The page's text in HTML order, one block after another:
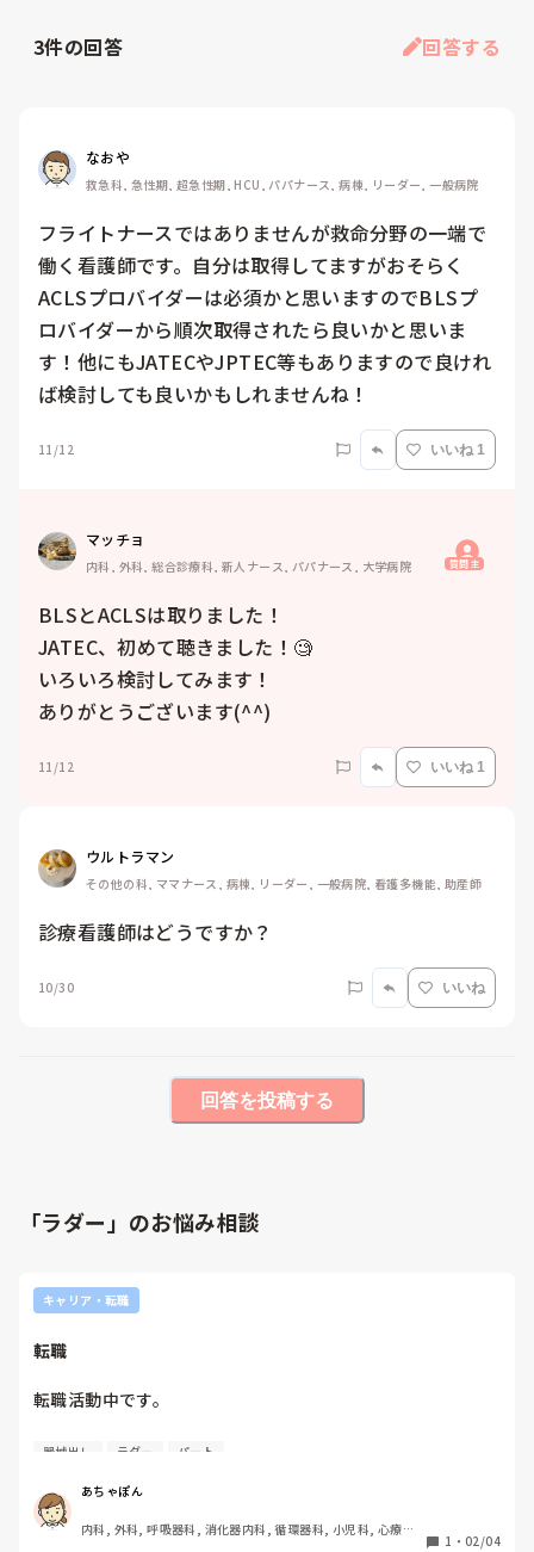
3件の回答 回答する
なおや
救急科, 急性期, 超急性期, HCU, パパナース, 病棟, リーダー, 一般病院
フライトナースではありませんが救命分野の一端で
働く看護師です。自分は取得してますがおそらく
ACLSプロバイダーは必須かと思いますのでBLSプ
ロバイダーから順次取得されたら良いかと思いま
す！他にもJATECやJPTEC等もありますので良けれ
ば検討しても良いかもしれませんね！
11/12 いいね 1
マッチョ
内科, 外科, 総合診療科, 新人ナース, パパナース, 大学病院 質問主
BLSとACLSは取りました！
JATEC、初めて聴きました！🧐
いろいろ検討してみます！
ありがとうございます(^^)
11/12 いいね 1
ウルトラマン
その他の科, ママナース, 病棟, リーダー, 一般病院, 看護多機能, 助産師
診療看護師はどうですか？
10/30 いいね
回答を投稿する
「ラダー」のお悩み相談
キャリア・転職
転職
転職活動中です。
理由はパートから正規になりたい。
ラダー制度をのんびりやりたい。
通勤を楽にしたい。
器械出し ラダー パート
あちゃぽん
内科, 外科, 呼吸器科, 消化器内科, 循環器科, 小児科, 心療内
1 ・ 02/04